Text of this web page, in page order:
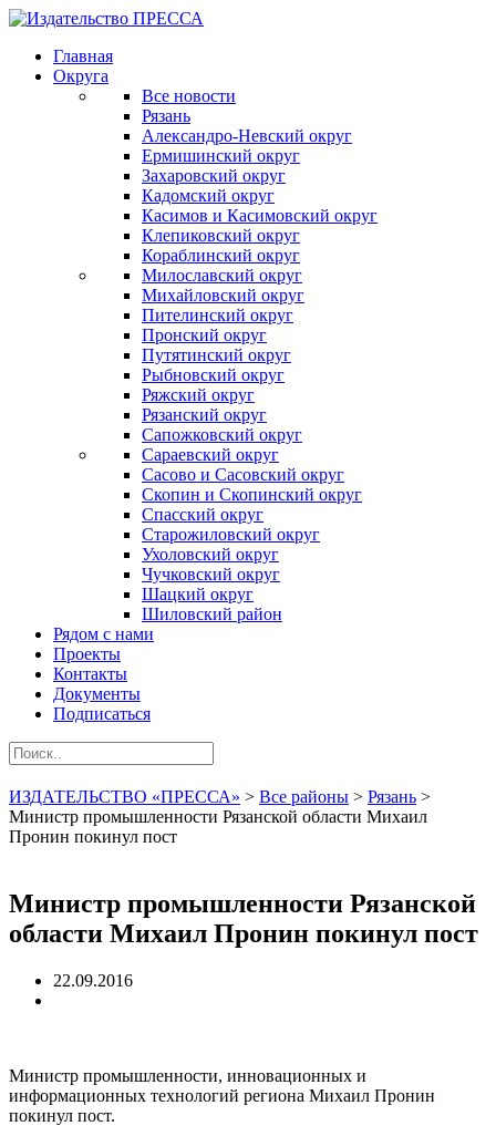
Главная
Округа
Все новости
Рязань
Александро-Невский округ
Ермишинский округ
Захаровский округ
Кадомский округ
Касимов и Касимовский округ
Клепиковский округ
Кораблинский округ
Милославский округ
Михайловский округ
Пителинский округ
Пронский округ
Путятинский округ
Рыбновский округ
Ряжский округ
Рязанский округ
Сапожковский округ
Сараевский округ
Сасово и Сасовский округ
Скопин и Скопинский округ
Спасский округ
Старожиловский округ
Ухоловский округ
Чучковский округ
Шацкий округ
Шиловский район
Рядом с нами
Проекты
Контакты
Документы
Подписаться
ИЗДАТЕЛЬСТВО «ПРЕССА» > Все районы > Рязань >
Министр промышленности Рязанской области Михаил
Пронин покинул пост
Министр промышленности Рязанской
области Михаил Пронин покинул пост
22.09.2016
Министр промышленности, инновационных и
информационных технологий региона Михаил Пронин
покинул пост.